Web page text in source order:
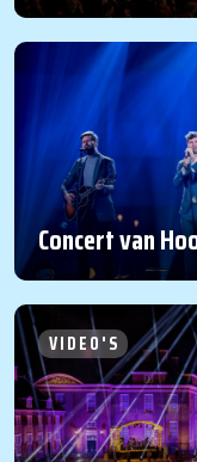
Concert van
VIDEO'S